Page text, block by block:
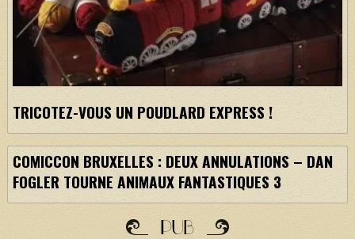
TRICOTEZ-VOUS UN POUDLARD EXPRESS !
COMICCON BRUXELLES : DEUX ANNULATIONS – DAN
FOGLER TOURNE ANIMAUX FANTASTIQUES 3
PUB